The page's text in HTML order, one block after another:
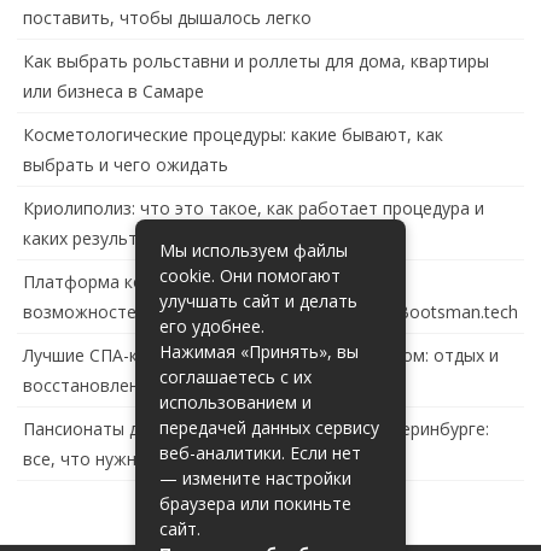
поставить, чтобы дышалось легко
Как выбрать рольставни и роллеты для дома, квартиры
или бизнеса в Самаре
Косметологические процедуры: какие бывают, как
выбрать и чего ожидать
Криолиполиз: что это такое, как работает процедура и
каких результатов ждать
Платформа контейнеризации в России: обзор
возможностей и перспектив развития сайта Bootsman.tech
Лучшие СПА-комплексы в Тольятти с бассейном: отдых и
восстановление за городом
Пансионаты для пожилых с деменцией в Екатеринбурге:
все, что нужно знать
Мы используем файлы
cookie. Они помогают
улучшать сайт и делать
его удобнее.
Нажимая «Принять», вы
соглашаетесь с их
использованием и
передачей данных сервису
веб-аналитики. Если нет
— измените настройки
браузера или покиньте
сайт.